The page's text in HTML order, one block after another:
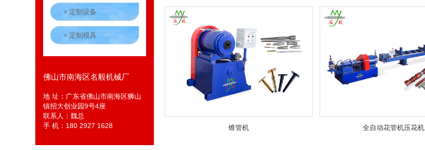
> 定制设备
> 定制模具
佛山市南海区名毅机械厂
地 址：广东省佛山市南海区狮山
镇招大创业园9号4座
联系人：魏总
手 机：180 2927 1628
锥管机 全自动花管机压花机